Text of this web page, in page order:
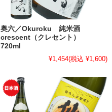
奥六／Okuroku 純米酒
crescent（クレセント）
720ml
¥1,454(税込 ¥1,600)